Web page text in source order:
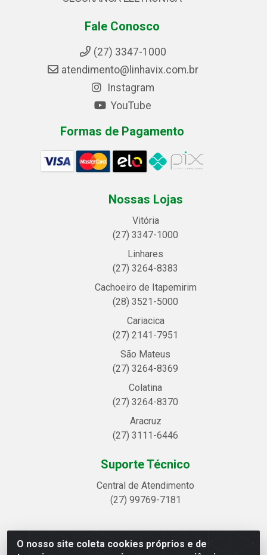
O nosso site coleta cookies próprios e de
Fale Conosco
(27) 3347-1000
atendimento@linhavix.com.br
Instagram
YouTube
Formas de Pagamento
Nossas Lojas
Vitória
(27) 3347-1000
Linhares
(27) 3264-8383
Cachoeiro de Itapemirim
(28) 3521-5000
Cariacica
(27) 2141-7951
São Mateus
(27) 3264-8369
Colatina
(27) 3264-8370
Aracruz
(27) 3111-6446
Suporte Técnico
Central de Atendimento
(27) 99769-7181
Linhavix Distribuidora LTDA - Avenida Alegre, 2521 -